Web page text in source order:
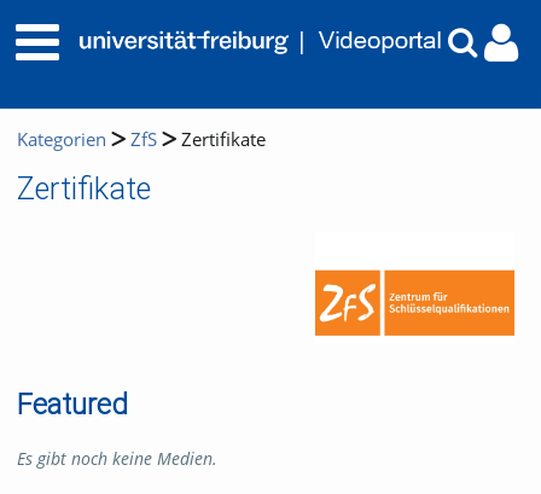
Kategorien ZfS Zertifikate
Zertifikate
Featured
Es gibt noch keine Medien.